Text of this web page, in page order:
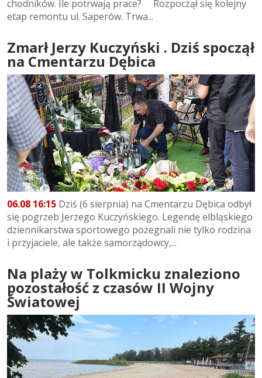
chodników. Ile potrwają prace? Rozpoczął się kolejny
etap remontu ul. Saperów. Trwa...
Zmarł Jerzy Kuczyński . Dziś spoczął
na Cmentarzu Dębica
06.08 16:15 Dziś (6 sierpnia) na Cmentarzu Dębica odbył
się pogrzeb Jerzego Kuczyńskiego. Legendę elbląskiego
dziennikarstwa sportowego pożegnali nie tylko rodzina
i przyjaciele, ale także samorządowcy,...
Na plaży w Tolkmicku znaleziono
pozostałość z czasów II Wojny
Światowej